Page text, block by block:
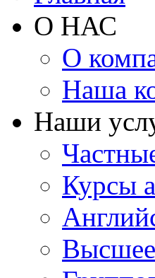
О НАС
О
Наша
Наши
Курсы
Высшее